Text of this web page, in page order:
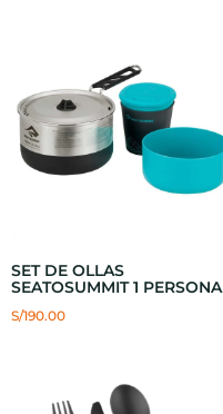
SET DE OLLAS
SEATOSUMMIT 1 PERSONA
S/190.00